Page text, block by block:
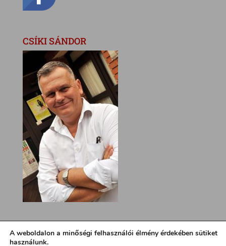
CSÍKI SÁNDOR
A weboldalon a minőségi felhasználói élmény érdekében sütiket
használunk.